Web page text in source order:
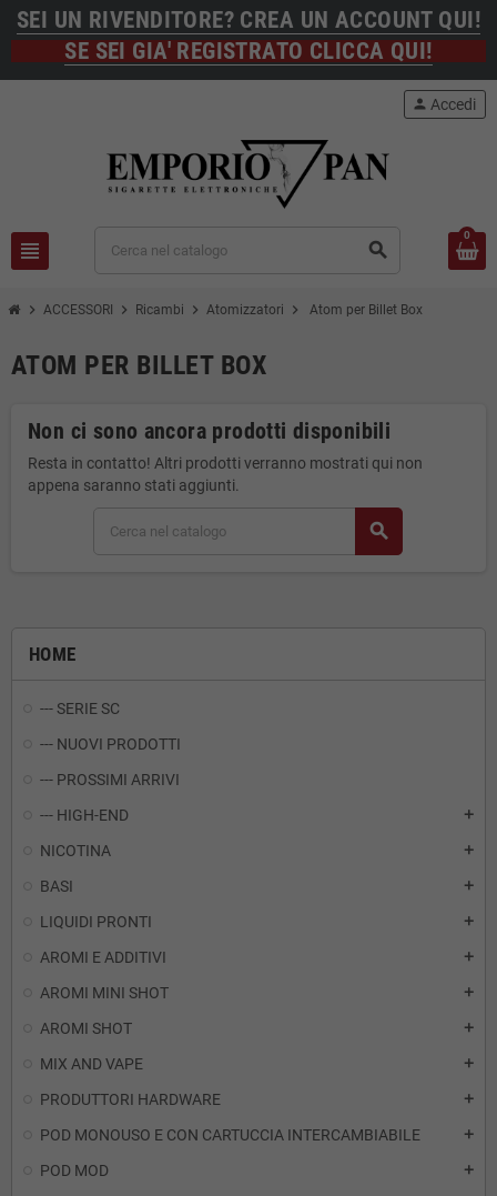
SEI UN RIVENDITORE? CREA UN ACCOUNT QUI!
SE SEI GIA' REGISTRATO CLICCA QUI!
view_headline search
person Accedi
0
chevron_right ACCESSORI chevron_right Ricambi chevron_right Atomizzatori chevron_right Atom per Billet Box
HOME
--- SERIE SC
--- NUOVI PRODOTTI
--- PROSSIMI ARRIVI
--- HIGH-END
add
NICOTINA add
BASI add
LIQUIDI PRONTI add
AROMI E ADDITIVI add
AROMI MINI SHOT add
AROMI SHOT add
MIX AND VAPE add
PRODUTTORI HARDWARE add
POD MONOUSO E CON CARTUCCIA INTERCAMBIABILE add
POD MOD add
ATOM PER BILLET BOX
Non ci sono ancora prodotti disponibili
Resta in contatto! Altri prodotti verranno mostrati qui non
appena saranno stati aggiunti.
search